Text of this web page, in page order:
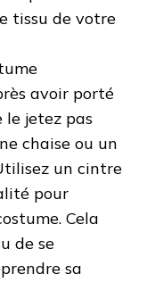
tissu de votre
avoir porté
le jetez pas
chaise ou un
un cintre
pour
Cela
de se
sa